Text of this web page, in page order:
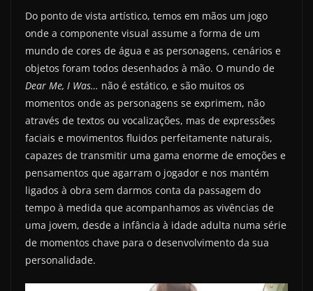
Do ponto de vista artístico, temos em mãos um jogo
onde a componente visual assume a forma de um
mundo de cores de água e as personagens, cenários e
objetos foram todos desenhados à mão. O mundo de
Dear Me, I Was… não é estático, e são muitos os
momentos onde as personagens se exprimem, não
através de textos ou vocalizações, mas de expressões
faciais e movimentos fluidos perfeitamente naturais,
capazes de transmitir uma gama enorme de emoções e
pensamentos que agarram o jogador e nos mantém
ligados à obra sem darmos conta da passagem do
tempo à medida que acompanhamos as vivências de
uma jovem, desde a infância à idade adulta numa série
de momentos chave para o desenvolvimento da sua
personalidade.